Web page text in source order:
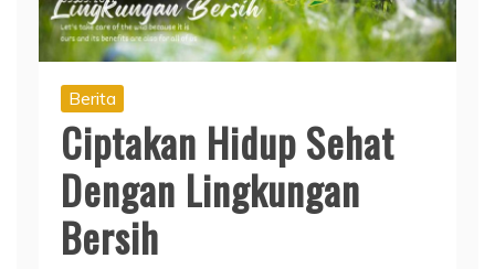
Berita
Ciptakan Hidup Sehat
Dengan Lingkungan
Bersih